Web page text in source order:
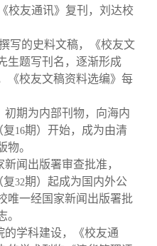
校友通讯》复刊，刘达校
写的史料文稿，《校友文
生题写刊名，逐渐形成
《校友文稿资料选编》每
初期为内部刊物，向海内
复16期）开始，成为由清
物。
闻出版署审查批准，
复32期）起成为国内外公
唯一经国家新闻出版署批
。
的学科建设，《校友通